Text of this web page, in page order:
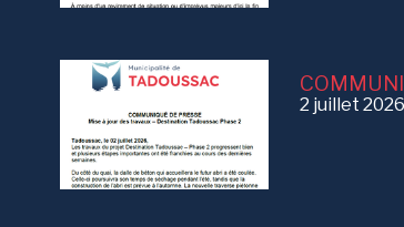
2 juillet 2026